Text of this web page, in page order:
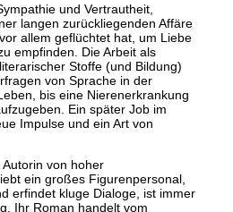
und Vertrautheit,
langen zurückliegenden Affäre
allem geflüchtet hat, um Liebe
empfinden. Die Arbeit als
Stoffe (und Bildung)
von Sprache in der
bis eine Nierenerkrankung
Ein später Job im
Impulse und ein Art von
Autorin von hoher
ein großes Figurenpersonal,
erfindet kluge Dialoge, ist immer
Ihr Roman handelt vom